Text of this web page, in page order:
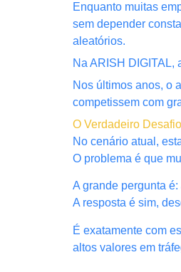
Enquanto muitas
sem depender
aleatórios.
Na ARISH DIGITAL,
Nos últimos anos, o
competissem com
O Verdadeiro
No cenário atual,
O problema é que
A grande pergunta é:
A resposta é sim,
É exatamente com
altos valores em